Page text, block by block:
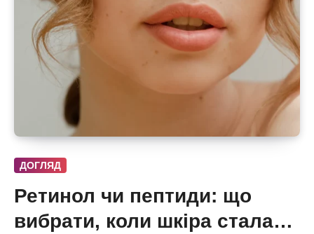
ДОГЛЯД
Ретинол чи пептиди: що
вибрати, коли шкіра стала